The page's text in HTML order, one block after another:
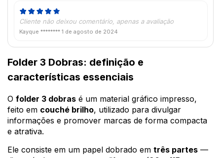
Cliente não deixou comentário, apenas a avaliação
Kayque ******** 1 de agosto de 2024
Folder 3 Dobras: definição e
características essenciais
O folder 3 dobras é um material gráfico impresso,
feito em couché brilho, utilizado para divulgar
informações e promover marcas de forma compacta
e atrativa.
Ele consiste em um papel dobrado em três partes —